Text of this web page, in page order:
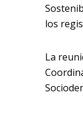
los
La